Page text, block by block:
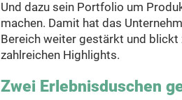
Und dazu sein Portfolio um
machen. Damit hat das
Bereich weiter gestärkt und
zahlreichen Highlights.
Zwei Erlebnisduschen